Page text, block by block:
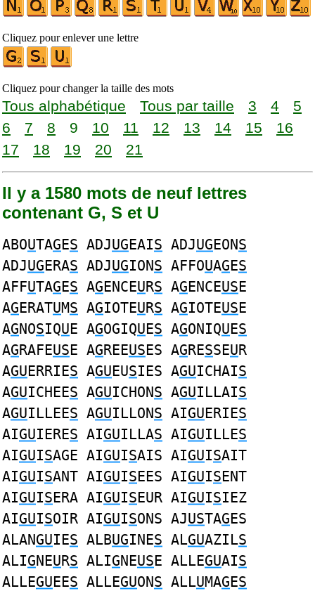
Cliquez pour enlever une lettre
Cliquez pour changer la taille des mots
Tous alphabétique Tous par taille 3 4
5
6
7 8 9 10 11 12 13 14 15
16
17
18 19 20 21
Il y a 1580 mots de neuf lettres
contenant G, S et U
ABOUTAGES ADJUGEAIS ADJUGEONS
ADJUGERAS ADJUGIONS AFFOUAGES
AFFUTAGES AGENCEURS AGENCEUSE
AGERATUMS AGIOTEURS AGIOTEUSE
AGNOSIQUE AGOGIQUES AGONIQUES
AGRAFEUSE AGREEUSES AGRESSEUR
AGUERRIES AGUEUSIES AGUICHAIS
AGUICHEES AGUICHONS AGUILLAIS
AGUILLEES AGUILLONS AIGUERIES
AIGUIERES AIGUILLAS AIGUILLES
AIGUISAGE AIGUISAIS AIGUISAIT
AIGUISANT AIGUISEES AIGUISENT
AIGUISERA AIGUISEUR AIGUISIEZ
AIGUISOIR AIGUISONS AJUSTAGES
ALANGUIES ALBUGINES ALGUAZILS
ALIGNEURS ALIGNEUSE ALLEGUAIS
ALLEGUEES ALLEGUONS ALLUMAGES